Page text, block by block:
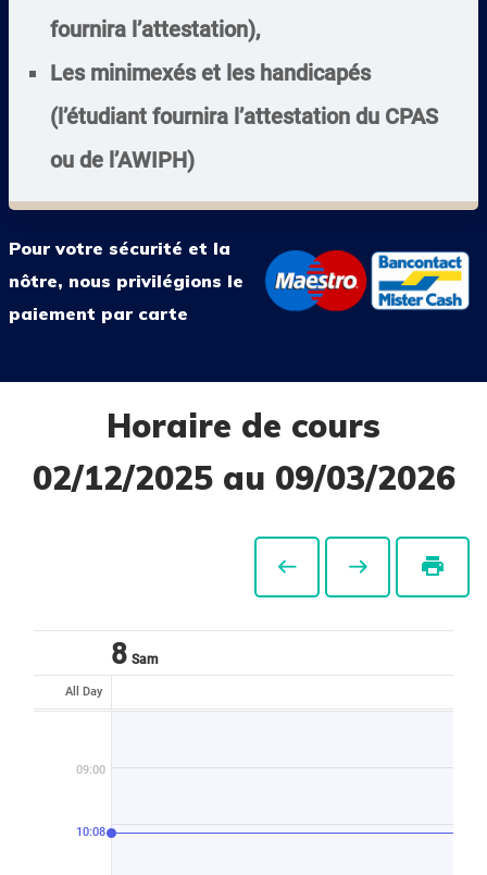
fournira l’attestation),
Les minimexés et les handicapés
(l’étudiant fournira l’attestation du CPAS
ou de l’AWIPH)
Pour votre sécurité et la
nôtre, nous privilégions le
paiement par carte
Horaire de cours
02/12/2025 au 09/03/2026
print
8 Sam
All Day
09:00
10:08